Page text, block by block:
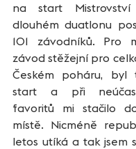
na start
dlouhém duatlonu
101 závodníků. Pro
závod stěžejní pro
Českém poháru,
start a při
favoritů mi stačilo
místě. Nicméně
letos utíká a tak jsem